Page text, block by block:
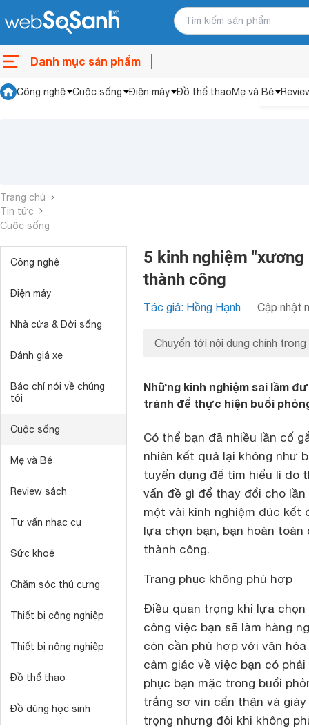
Danh mục sản phẩm
Công nghệ Cuộc sống Điện máy Đồ thể thaoMẹ và Bé
Trang chủ
Tin tức
Cuộc sống
Công nghệ
Điện máy
Nhà cửa & Đời sống
Đánh giá xe
Báo chí nói về chúng
tôi
Cuộc sống
Mẹ và Bé
Review sách
Tư vấn nhạc cụ
Sức khoẻ
Chăm sóc thú cưng
Thiết bị công nghiệp
Thiết bị nông nghiệp
Đồ thể thao
Đồ dùng học sinh
5 kinh nghiệm
thành công
Tác giả: Hồng Hạnh Cập nhật
Chuyển tới nội dung chính
Những kinh nghiệm sai lầm
tránh để thực hiện buổi
Có thể bạn đã nhiều lần cố
nhiên kết quả lại không như
tuyển dụng để tìm hiểu lí do
vấn đề gì để thay đổi cho
một vài kinh nghiệm đúc kết
lựa chọn bạn, bạn hoàn
thành công.
Trang phục không phù hợp
Điều quan trọng khi lựa
công việc bạn sẽ làm hàng
còn cần phù hợp với văn
cảm giác về việc bạn có
phục bạn mặc trong buổi
trắng sơ vin cẩn thận và
trọng nhưng đôi khi không